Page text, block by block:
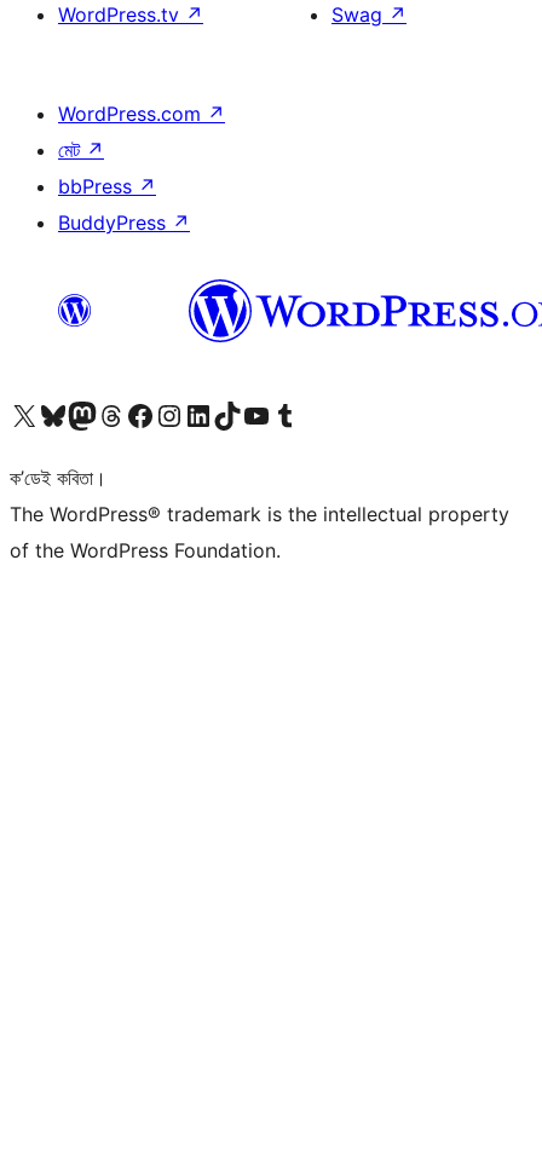
WordPress.tv ↗
Swag ↗
WordPress.com ↗
মেট ↗
bbPress ↗
BuddyPress ↗
আমাৰ X (আগৰ Twitter) একাউণ্টলৈ যাওকআমাৰ Bluesky একাউণ্টলৈ যাওকআমাৰ Mastodon একাউণ্টলৈ যাওকআমাৰ Threads একাউণ্টলৈ যাওকআমাৰ Facebook পৃষ্ঠালৈ যাওকআমাৰ Instagram একাউণ্টলৈ যাওকআমাৰ LinkedIn একাউণ্টলৈ যাওকআমাৰ TikTok একাউণ্টলৈ যাওকআমাৰ YouTube চেনেললৈ যাওকআমাৰ Tumblr একাউণ্টলৈ যাওক
ক’ডেই কবিতা।
The WordPress® trademark is the intellectual property
of the WordPress Foundation.